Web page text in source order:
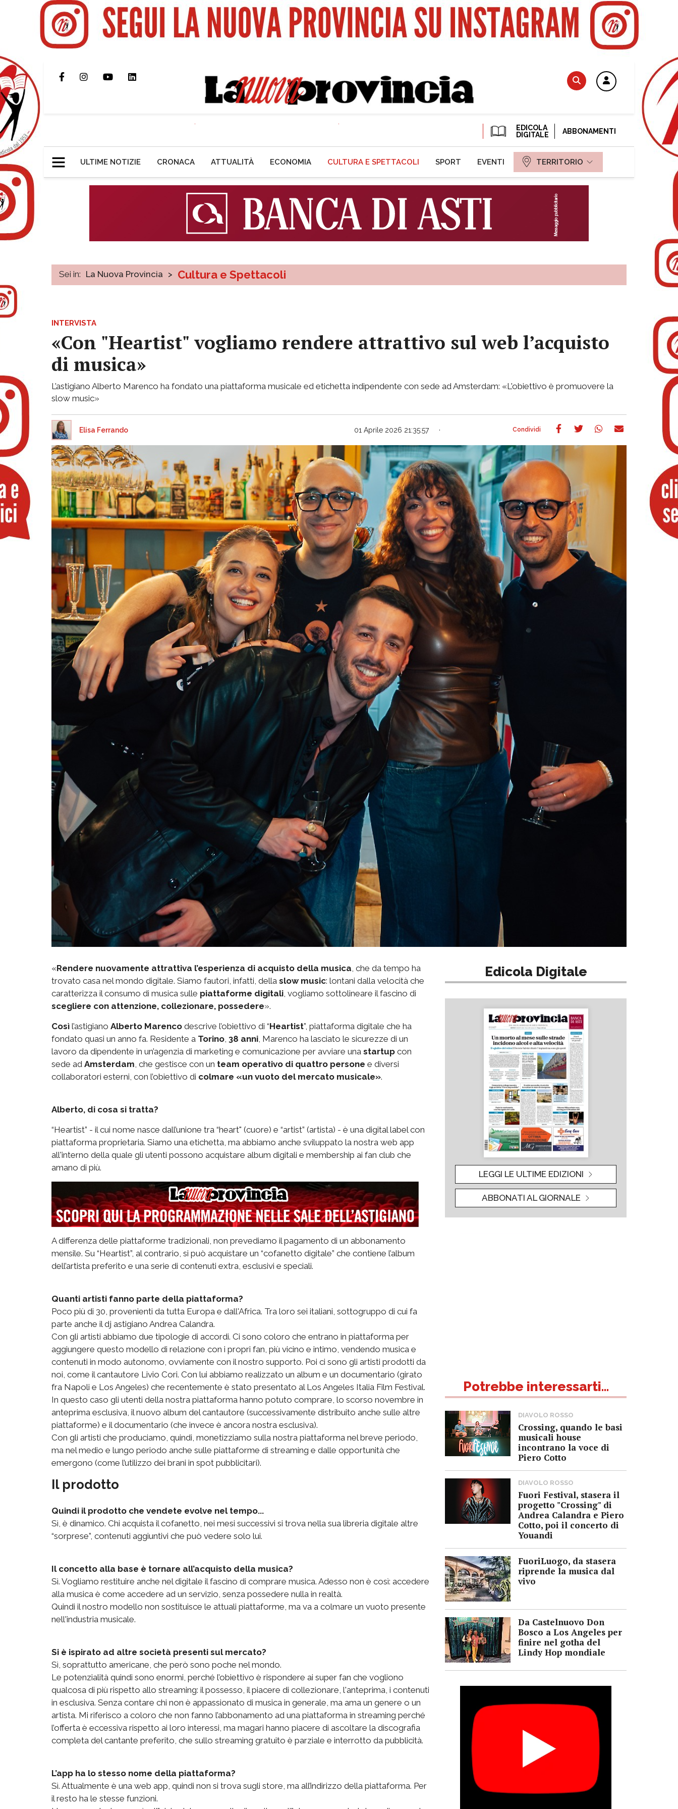
EDICOLA
DIGITALE
ABBONAMENTI
ULTIME NOTIZIE CRONACA ATTUALITÀ ECONOMIA CULTURA E SPETTACOLI SPORT EVENTI TERRITORIO
Sei in: La Nuova Provincia > Cultura e Spettacoli
INTERVISTA
«Con "Heartist" vogliamo rendere attrattivo sul web l’acquisto
di musica»
L’astigiano Alberto Marenco ha fondato una piattaforma musicale ed etichetta indipendente con sede ad Amsterdam: «L'obiettivo è promuovere la
slow music»
Elisa Ferrando 01 Aprile 2026 21:35:57
«Rendere nuovamente attrattiva l’esperienza di acquisto della musica , che da tempo ha
trovato casa nel mondo digitale. Siamo fautori, infatti, della slow music: lontani dalla velocità che
caratterizza il consumo di musica sulle piattaforme digitali , vogliamo sottolineare il fascino di
scegliere con attenzione, collezionare, possedere».
Così l’astigiano Alberto Marenco descrive l’obiettivo di “Heartist”, piattaforma digitale che ha
fondato quasi un anno fa. Residente a Torino 38 anni , Marenco ha lasciato le sicurezze di un
lavoro da dipendente in un’agenzia di marketing e comunicazione per avviare una startup con
sede ad Amsterdam , che gestisce con un team operativo di quattro persone e diversi
collaboratori esterni, con l’obiettivo di colmare «un vuoto del mercato musicale».
Alberto, di cosa si tratta?
“Heartist” - il cui nome nasce dall’unione tra “heart" (cuore) e “artist” (artista) - è una digital label con
piattaforma proprietaria. Siamo una etichetta, ma abbiamo anche sviluppato la nostra web app
all'interno della quale gli utenti possono acquistare album digitali e membership ai fan club che
amano di più.
A differenza delle piattaforme tradizionali, non prevediamo il pagamento di un abbonamento
mensile. Su “Heartist”, al contrario, si può acquistare un “cofanetto digitale” che contiene l’album
dell’artista preferito e una serie di contenuti extra, esclusivi e speciali.
Quanti artisti fanno parte della piattaforma?
Poco più di 30, provenienti da tutta Europa e dall'Africa. Tra loro sei italiani, sottogruppo di cui fa
parte anche il dj astigiano Andrea Calandra.
Con gli artisti abbiamo due tipologie di accordi. Ci sono coloro che entrano in piattaforma per
aggiungere questo modello di relazione con i propri fan, più vicino e intimo, vendendo musica e
contenuti in modo autonomo, ovviamente con il nostro supporto. Poi ci sono gli artisti prodotti da
noi, come il cantautore Livio Cori. Con lui abbiamo realizzato un album e un documentario (girato
fra Napoli e Los Angeles) che recentemente è stato presentato al Los Angeles Italia Film Festival.
In questo caso gli utenti della nostra piattaforma hanno potuto comprare, lo scorso novembre in
anteprima esclusiva, il nuovo album del cantautore (successivamente distribuito anche sulle altre
piattaforme) e il documentario (che invece è ancora nostra esclusiva).
Con gli artisti che produciamo, quindi, monetizziamo sulla nostra piattaforma nel breve periodo,
ma nel medio e lungo periodo anche sulle piattaforme di streaming e dalle opportunità che
emergono (come l’utilizzo dei brani in spot pubblicitari).
Il prodotto
Quindi il prodotto che vendete evolve nel tempo...
Sì, è dinamico. Chi acquista il cofanetto, nei mesi successivi si trova nella sua libreria digitale altre
“sorprese”, contenuti aggiuntivi che può vedere solo lui.
Il concetto alla base è tornare all’acquisto della musica?
Sì. Vogliamo restituire anche nel digitale il fascino di comprare musica. Adesso non è così: accedere
alla musica è come accedere ad un servizio, senza possedere nulla in realtà.
Quindi il nostro modello non sostituisce le attuali piattaforme, ma va a colmare un vuoto presente
nell'industria musicale.
Si è ispirato ad altre società presenti sul mercato?
Sì, soprattutto americane, che però sono poche nel mondo.
Le potenzialità quindi sono enormi, perché l’obiettivo è rispondere ai super fan che vogliono
qualcosa di più rispetto allo streaming: il possesso, il piacere di collezionare, l'anteprima, i contenuti
in esclusiva. Senza contare chi non è appassionato di musica in generale, ma ama un genere o un
artista. Mi riferisco a coloro che non fanno l’abbonamento ad una piattaforma in streaming perché
l’offerta è eccessiva rispetto ai loro interessi, ma magari hanno piacere di ascoltare la discografia
completa del cantante preferito, che sullo streaming gratuito è parziale e interrotto da pubblicità.
L’app ha lo stesso nome della piattaforma?
Sì. Attualmente è una web app, quindi non si trova sugli store, ma all’indirizzo della piattaforma. Per
il resto ha le stesse funzioni.
Edicola Digitale
LEGGI LE ULTIME EDIZIONI
ABBONATI AL GIORNALE
Potrebbe interessarti...
DIAVOLO ROSSO
Crossing, quando le basi
musicali house
incontrano la voce di
Piero Cotto
DIAVOLO ROSSO
Fuori Festival, stasera il
progetto "Crossing" di
Andrea Calandra e Piero
Cotto, poi il concerto di
Youandi
FuoriLuogo, da stasera
riprende la musica dal
vivo
Da Castelnuovo Don
Bosco a Los Angeles per
finire nel gotha del
Lindy Hop mondiale